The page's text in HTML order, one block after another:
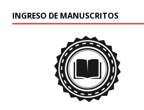
INGRESO DE MANUSCRITOS